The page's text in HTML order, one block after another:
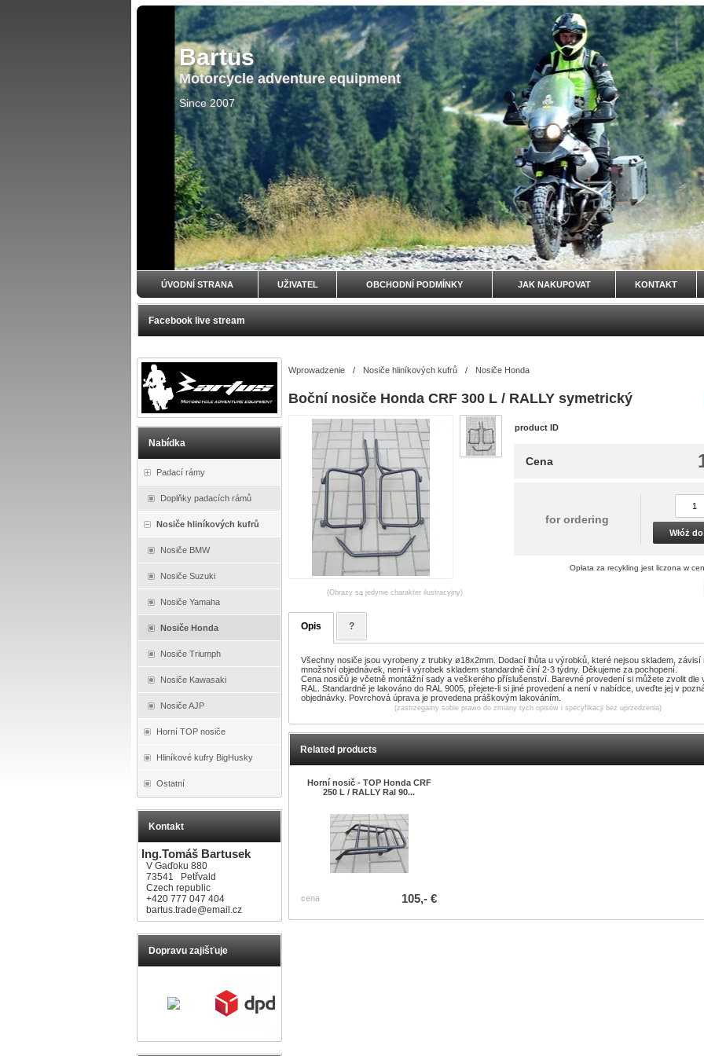
Bartus
Motorcycle adventure equipment
Since 2007
ÚVODNÍ STRANA UŽIVATEL OBCHODNÍ PODMÍNKY JAK NAKUPOVAT KONTAKT
Facebook live stream
Nabídka
Padací rámy
Doplňky padacích rámů
Nosiče hliníkových kufrů
Nosiče BMW
Nosiče Suzuki
Nosiče Yamaha
Nosiče Honda
Nosiče Triumph
Nosiče Kawasaki
Nosiče AJP
Horní TOP nosiče
Hliníkové kufry BigHusky
Ostatní
Kontakt
Ing.Tomáš Bartusek
V Gaďoku 880
73541 Petřvald
Czech republic
+420 777 047 404
bartus.trade@email.cz
Dopravu zajišťuje
Wprowadzenie / Nosiče hliníkových kufrů / Nosiče Honda
Boční nosiče Honda CRF 300 L / RALLY symetrický
(Obrazy są jedynie charakter ilustracyjny)
product ID
Cena
for ordering
Włóż
Opłata za recykling jest liczona w
Opis ?
Všechny nosiče jsou vyrobeny z trubky ø18x2mm. Dodací lhůta u výrobků, které nejsou skladem, závisí
množství objednávek, není-li výrobek skladem standardně činí 2-3 týdny. Děkujeme za pochopení.
Cena nosičů je včetně montážní sady a veškerého příslušenství. Barevné provedení si můžete zvolit dle
RAL. Standardně je lakováno do RAL 9005, přejete-li si jiné provedení a není v nabídce, uveďte jej v
objednávky. Povrchová úprava je provedena práškovým lakováním.
(zastrzegamy sobie prawo do zmiany tych opisów i specyfikacji bez uprzedzenia)
Related products
Horní nosič - TOP Honda CRF
250 L / RALLY Ral 90...
cena 105,- €